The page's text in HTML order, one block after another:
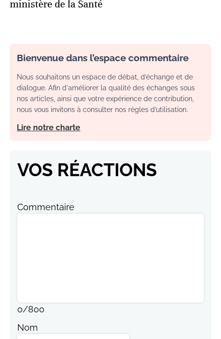
ministère de la Santé
Bienvenue dans l’espace commentaire
Nous souhaitons un espace de débat, d’échange et de
dialogue. Afin d'améliorer la qualité des échanges sous
nos articles, ainsi que votre expérience de contribution,
nous vous invitons à consulter nos règles d’utilisation.
Lire notre charte
VOS RÉACTIONS
Commentaire
0/800
Nom